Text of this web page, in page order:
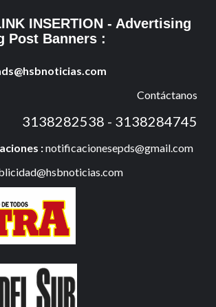
INSERTION - Advertising
Post Banners :
Contáctanos
3138282538 - 3138284745
:notificacionesepds@gmail.com